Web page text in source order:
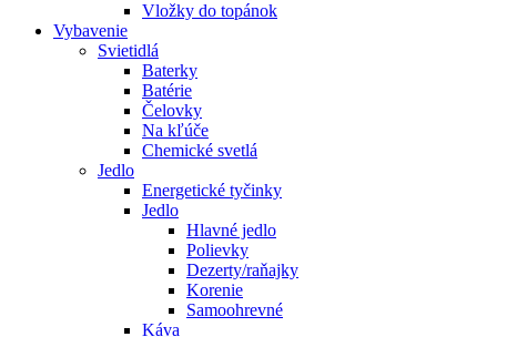
Vložky do topánok
Vybavenie
Svietidlá
Baterky
Batérie
Čelovky
Na kľúče
Chemické svetlá
Jedlo
Energetické tyčinky
Jedlo
Hlavné jedlo
Polievky
Dezerty/raňajky
Korenie
Samoohrevné
Káva